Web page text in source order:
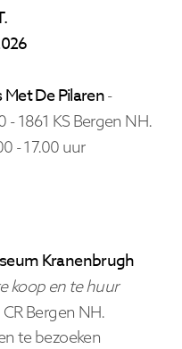
De Pilaren-
- 1861 KS Bergen NH.
- 17.00 uur
Kranenbrugh
koop en te huur
CR Bergen NH.
te bezoeken